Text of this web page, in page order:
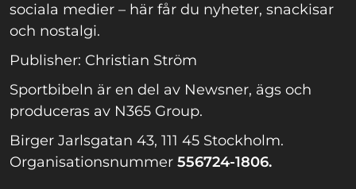
sociala medier – här får du nyheter, snackisar
och nostalgi.
Publisher: Christian Ström
Sportbibeln är en del av Newsner, ägs och
produceras av N365 Group.
Birger Jarlsgatan 43, 111 45 Stockholm.
Organisationsnummer 556724-1806.